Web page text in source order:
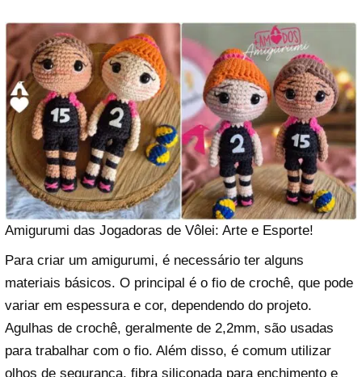
Amigurumi das Jogadoras de Vôlei: Arte e Esporte!
Para criar um amigurumi, é necessário ter alguns
materiais básicos. O principal é o fio de crochê, que pode
variar em espessura e cor, dependendo do projeto.
Agulhas de crochê, geralmente de 2,2mm, são usadas
para trabalhar com o fio. Além disso, é comum utilizar
olhos de segurança, fibra siliconada para enchimento e